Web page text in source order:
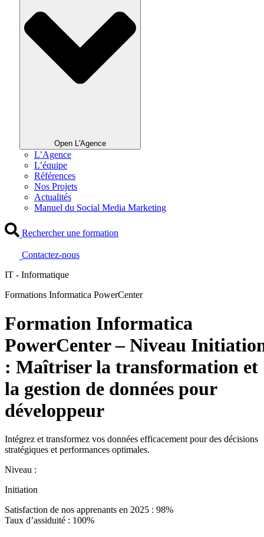
Open L'Agence
L’Agence
L’équipe
Références
Nos Projets
Actualités
Manuel du Social Media Marketing
Rechercher une formation
Contactez-nous
IT - Informatique
Formations Informatica PowerCenter
Formation Informatica
PowerCenter – Niveau
: Maîtriser la transformation et
la gestion de données pour
développeur
Intégrez et transformez vos données efficacement pour des décisions
stratégiques et performances optimales.
Niveau :
Initiation
Satisfaction de nos apprenants en 2025 : 98%
Taux d’assiduité : 100%